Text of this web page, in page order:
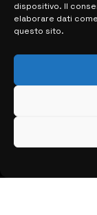
dispositivo. Il
elaborare dati
questo sito.
> NOTIZIE